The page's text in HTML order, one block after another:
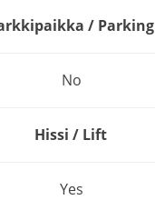
/ Parking
No
Hissi / Lift
Yes